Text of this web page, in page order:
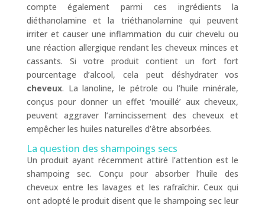
compte également parmi ces ingrédients la
diéthanolamine et la triéthanolamine qui peuvent
irriter et causer une inflammation du cuir chevelu ou
une réaction allergique rendant les cheveux minces et
cassants. Si votre produit contient un fort fort
pourcentage d’alcool, cela peut déshydrater vos
cheveux. La lanoline, le pétrole ou l’huile minérale,
conçus pour donner un effet ‘mouillé’ aux cheveux,
peuvent aggraver l’amincissement des cheveux et
empêcher les huiles naturelles d’être absorbées.
La question des shampoings secs
Un produit ayant récemment attiré l’attention est le
shampoing sec. Conçu pour absorber l’huile des
cheveux entre les lavages et les rafraîchir. Ceux qui
ont adopté le produit disent que le shampoing sec leur